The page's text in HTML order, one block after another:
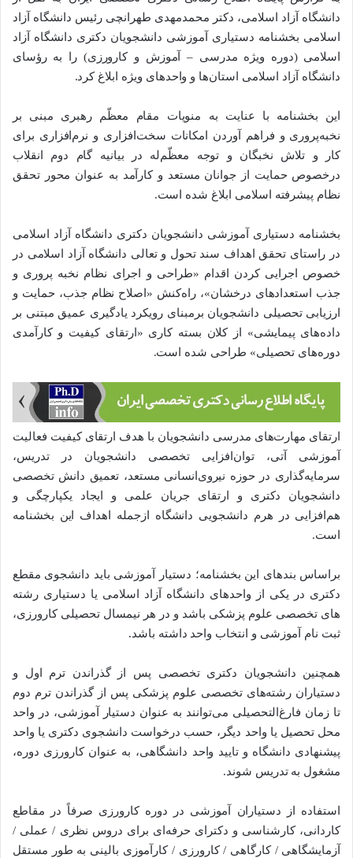
دانشگاه آزاد اسلامی، دکتر محمدمهدی طهرانچی رئیس دانشگاه آزاد
اسلامی بخشنامه دستیاری آموزشی دانشجویان دکتری دانشگاه آزاد
اسلامی (دوره ویژه مدرسی – آموزش و کارورزی) را به رؤسای
دانشگاه آزاد اسلامی استان‌ها و واحدهای ویژه ابلاغ کرد.
این بخشنامه با عنایت به منویات مقام معظّم رهبری مبنی بر
نخبه‌پروری و فراهم آوردن امکانات سخت‌افزاری و نرم‌افزاری برای
کار و تلاش نخبگان و توجه معظّم‌له در بیانیه گام دوم انقلاب
درخصوص حمایت از جوانان مستعد و کارآمد به عنوان محور تحقق
نظام پیشرفته‌ اسلامی ابلاغ شده است.
بخشنامه دستیاری آموزشی دانشجویان دکتری دانشگاه آزاد اسلامی
در راستای تحقق اهداف سند تحول و تعالی دانشگاه آزاد اسلامی در
خصوص اجرایی کردن اقدام «طراحی و اجرای نظام نخبه پروری و
جذب استعدادهای درخشان»، راه‌کنش «اصلاح نظام جذب، حمایت و
ارزیابی تحصیلی دانشجویان برمبنای رویکرد یادگیری عمیق مبتنی بر
داده‌های پیمایشی» از کلان بسته کاری «ارتقای کیفیت و کارآمدی
دوره‌های تحصیلی» طراحی شده است.
ارتقای مهارت‌های مدرسی دانشجویان با هدف ارتقای کیفیت فعالیت
آموزشی آتی، توان‌افزایی تخصصی دانشجویان در تدریس،
سرمایه‌گذاری در حوزه نیروی‌انسانی مستعد، تعمیق دانش تخصصی
دانشجویان دکتری و ارتقای جریان علمی و ایجاد یکپارچگی و
هم‌افزایی در هرم دانشجویی دانشگاه ازجمله اهداف این بخشنامه
است.
براساس بندهای این بخشنامه؛ دستیار آموزشی باید دانشجوی مقطع
دکتری در یکی از واحدهای دانشگاه آزاد اسلامی یا دستیاری رشته
های تخصصی علوم پزشکی باشد و در هر نیمسال تحصیلی کارورزی،
ثبت نام آموزشی و انتخاب واحد داشته باشد.
همچنین دانشجویان دکتری تخصصی پس از گذراندن ترم اول و
دستیاران رشته‌های تخصصی علوم پزشکی پس از گذراندن ترم دوم
تا زمان فارغ‌التحصیلی می‌توانند به عنوان دستیار آموزشی، در واحد
محل تحصیل یا واحد دیگر، حسب درخواست دانشجوی دکتری یا واحد
پیشنهادی دانشگاه و تایید واحد دانشگاهی، به عنوان کارورزی دوره،
مشغول به تدریس شوند.
استفاده از دستیاران آموزشی در دوره کارورزی صرفاً در مقاطع
کاردانی، کارشناسی و دکترای حرفه‌ای برای دروس نظری / عملی /
آزمایشگاهی / کارگاهی / کارورزی / کارآموزی بالینی به طور مستقل